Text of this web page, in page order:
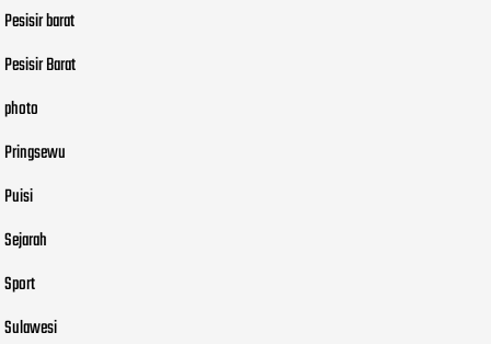
Pesisir barat
Pesisir Barat
photo
Pringsewu
Puisi
Sejarah
Sport
Sulawesi